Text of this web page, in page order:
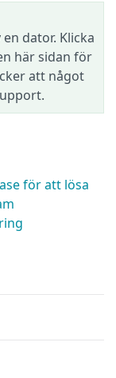
dator. Klicka
här sidan för
att något
för att lösa